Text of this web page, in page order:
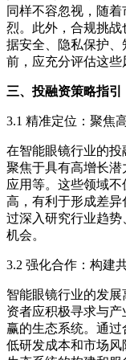
同样不容忽视，随
烈。此外，合规挑
据安全、隐私保护
前，应充分评估这些
三、投融资策略指
3.1 精准定位：聚焦
在智能眼镜行业的
聚焦于具有高增长
应用等。这些领域
高，有利于形成差
过深入研究行业趋势
机会。
3.2 强化合作：构建
智能眼镜行业的发
资者应积极寻求与产
赢的生态系统。通
低研发成本和市场